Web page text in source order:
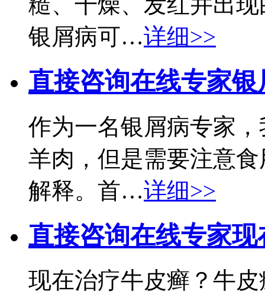
银屑病可…详细>>
直接咨询在线专家银
作为一名银屑病专家
羊肉，但是需要注意
解释。首…详细>>
直接咨询在线专家现
现在治疗牛皮癣？牛